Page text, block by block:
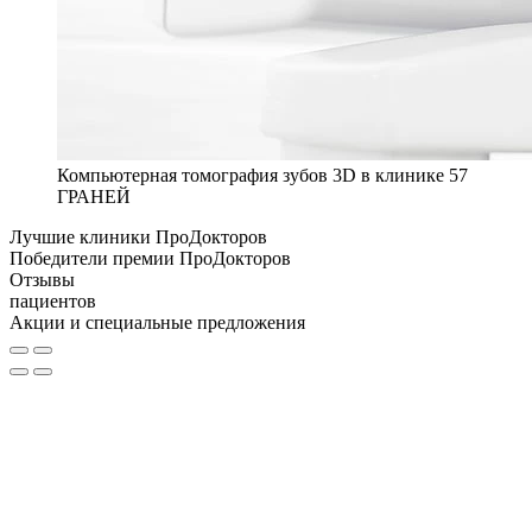
Компьютерная томография зубов 3D в клинике 57
ГРАНЕЙ
Лучшие клиники ПроДокторов
Победители премии ПроДокторов
Отзывы
пациентов
Акции и специальные предложения